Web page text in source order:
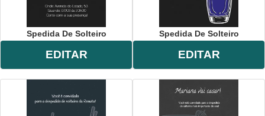
Spedida De Solteiro
EDITAR
Spedida De Solteiro
EDITAR